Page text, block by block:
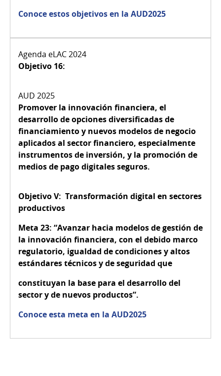
Conoce estos objetivos en la AUD2025
Objetivo 16:
Promover la innovación financiera, el
desarrollo de opciones diversificadas de
financiamiento y nuevos modelos de negocio
aplicados al sector financiero, especialmente
instrumentos de inversión, y la promoción de
medios de pago digitales seguros.
Objetivo V: Transformación digital en sectores
productivos
Meta 23: “Avanzar hacia modelos de gestión de
la innovación financiera, con el debido marco
regulatorio, igualdad de condiciones y altos
estándares técnicos y de seguridad que
constituyan la base para el desarrollo del
sector y de nuevos productos”.
Conoce esta meta en la AUD2025